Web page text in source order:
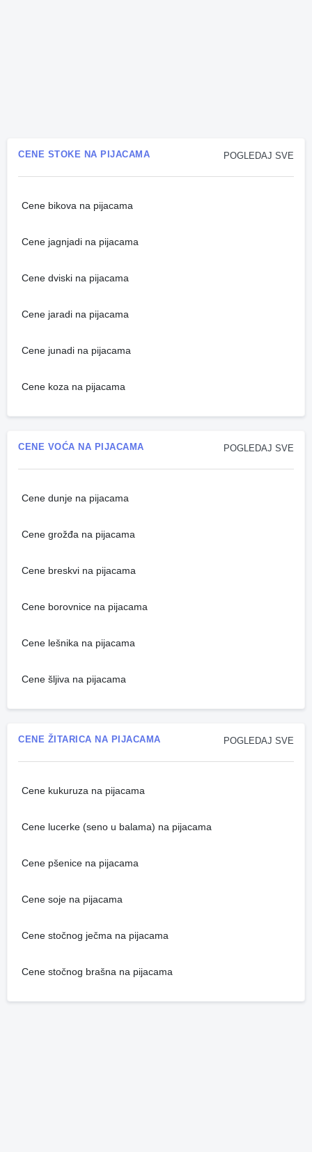
POGLEDAJ SVE
CENE STOKE NA PIJACAMA
Cene bikova na pijacama
Cene jagnjadi na pijacama
Cene dviski na pijacama
Cene jaradi na pijacama
Cene junadi na pijacama
Cene koza na pijacama
POGLEDAJ SVE
CENE VOĆA NA PIJACAMA
Cene dunje na pijacama
Cene grožđa na pijacama
Cene breskvi na pijacama
Cene borovnice na pijacama
Cene lešnika na pijacama
Cene šljiva na pijacama
POGLEDAJ SVE
CENE ŽITARICA NA PIJACAMA
Cene kukuruza na pijacama
Cene lucerke (seno u balama) na pijacama
Cene pšenice na pijacama
Cene soje na pijacama
Cene stočnog ječma na pijacama
Cene stočnog brašna na pijacama